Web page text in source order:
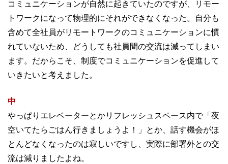
コミュニケーションが自然に起きていたのですが、リモー
トワークになって物理的にそれができなくなった。自分も
含めて全社員がリモートワークのコミュニケーションに慣
れていないため、どうしても社員間の交流は減ってしまい
ます。だからこそ、制度でコミュニケーションを促進して
いきたいと考えました。
中
やっぱりエレベーターとかリフレッシュスペース内で「夜
空いてたらごはん行きましょうよ！」とか、話す機会がほ
とんどなくなったのは寂しいですし、実際に部署外との交
流は減りましたよね。